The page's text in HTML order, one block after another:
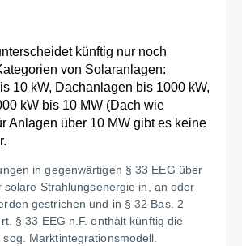
künftig nur noch
von Solaranlagen:
10 kW, Dachanlagen bis 1000 kW,
kW bis 10 MW (Dach wie
Anlagen über 10 MW gibt es keine
in gegenwärtigen § 33 EEG über
solare Strahlungsenergie in, an oder
gestrichen und in § 32 Bas. 2
§ 33 EEG n.F. enthält künftig die
Marktintegrationsmodell.